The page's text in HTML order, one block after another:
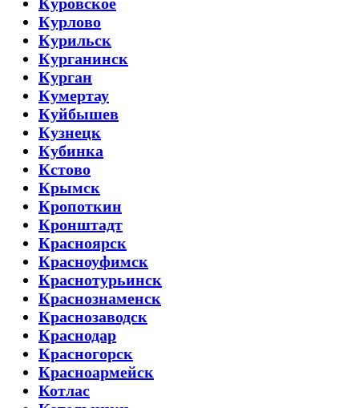
Курлово
Курильск
Курганинск
Курган
Кумертау
Куйбышев
Кузнецк
Кубинка
Кстово
Крымск
Кропоткин
Кронштадт
Красноярск
Красноуфимск
Краснотурьинск
Краснознаменск
Краснозаводск
Краснодар
Красногорск
Красноармейск
Котлас